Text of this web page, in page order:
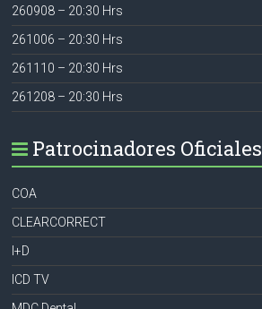
260908 – 20:30 Hrs
261006 – 20:30 Hrs
261110 – 20:30 Hrs
261208 – 20:30 Hrs
Patrocinadores Oficiales
COA
CLEARCORRECT
I+D
ICD TV